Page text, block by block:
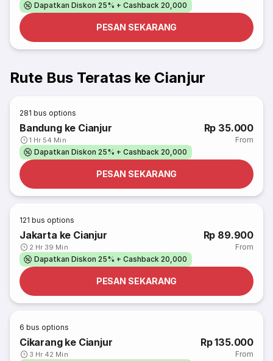
Dapatkan Diskon 25% + Cashback 20,000
PESAN SEKARANG
Rute Bus Teratas ke Cianjur
281 bus options
Bandung ke Cianjur
1 Hr 54 Min
Rp 35.000
From
Dapatkan Diskon 25% + Cashback 20,000
PESAN SEKARANG
121 bus options
Jakarta ke Cianjur
2 Hr 39 Min
Rp 89.900
From
Dapatkan Diskon 25% + Cashback 20,000
PESAN SEKARANG
6 bus options
Cikarang ke Cianjur
3 Hr 42 Min
Rp 135.000
From